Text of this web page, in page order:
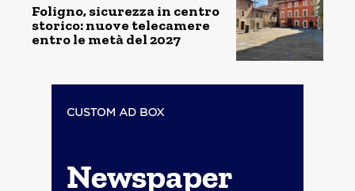
Foligno, sicurezza in centro
storico: nuove telecamere
entro le metà del 2027